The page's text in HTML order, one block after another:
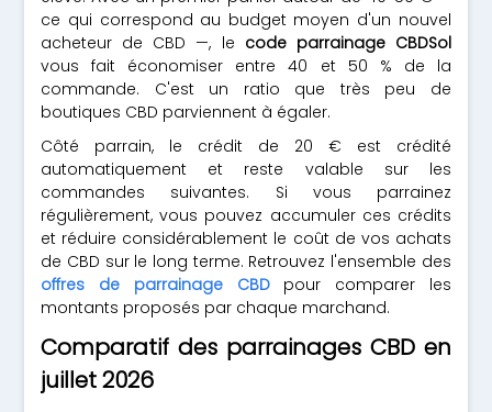
ce qui correspond au budget moyen d'un nouvel
acheteur de CBD —, le code parrainage CBDSol
vous fait économiser entre 40 et 50 % de la
commande. C'est un ratio que très peu de
boutiques CBD parviennent à égaler.
Côté parrain, le crédit de 20 € est crédité
automatiquement et reste valable sur les
commandes suivantes. Si vous parrainez
régulièrement, vous pouvez accumuler ces crédits
et réduire considérablement le coût de vos achats
de CBD sur le long terme. Retrouvez l'ensemble des
offres de parrainage CBDpour comparer les
montants proposés par chaque marchand.
Comparatif des parrainages CBD en
juillet 2026